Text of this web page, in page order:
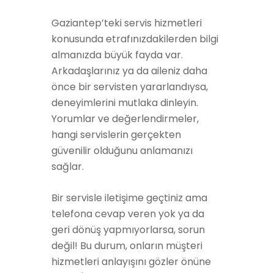
Gaziantep’teki servis hizmetleri
konusunda etrafınızdakilerden bilgi
almanızda büyük fayda var.
Arkadaşlarınız ya da aileniz daha
önce bir servisten yararlandıysa,
deneyimlerini mutlaka dinleyin.
Yorumlar ve değerlendirmeler,
hangi servislerin gerçekten
güvenilir olduğunu anlamanızı
sağlar.
Bir servisle iletişime geçtiniz ama
telefona cevap veren yok ya da
geri dönüş yapmıyorlarsa, sorun
değil! Bu durum, onların müşteri
hizmetleri anlayışını gözler önüne